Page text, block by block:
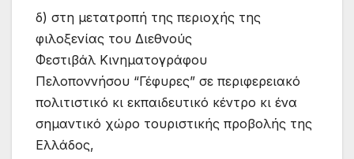
δ) στη μετατροπή της περιοχής της
φιλοξενίας του Διεθνούς
Φεστιβάλ Κινηματογράφου
Πελοποννήσου “Γέφυρες” σε περιφερειακό
πολιτιστικό κι εκπαιδευτικό κέντρο κι ένα
σημαντικό χώρο τουριστικής προβολής της
Ελλάδος,